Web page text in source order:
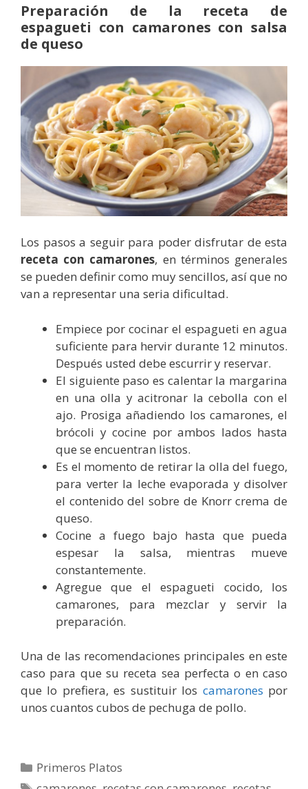
Preparación de la receta de
espagueti con camarones con salsa
de queso
Los pasos a seguir para poder disfrutar de esta
receta con camarones, en términos generales
se pueden definir como muy sencillos, así que no
van a representar una seria dificultad.
Empiece por cocinar el espagueti en agua
suficiente para hervir durante 12 minutos.
Después usted debe escurrir y reservar.
El siguiente paso es calentar la margarina
en una olla y acitronar la cebolla con el
ajo. Prosiga añadiendo los camarones, el
brócoli y cocine por ambos lados hasta
que se encuentran listos.
Es el momento de retirar la olla del fuego,
para verter la leche evaporada y disolver
el contenido del sobre de Knorr crema de
queso.
Cocine a fuego bajo hasta que pueda
espesar la salsa, mientras mueve
constantemente.
Agregue que el espagueti cocido, los
camarones, para mezclar y servir la
preparación.
Una de las recomendaciones principales en este
caso para que su receta sea perfecta o en caso
que lo prefiera, es sustituir los camarones por
unos cuantos cubos de pechuga de pollo.
Categorías
Primeros Platos
Etiquetas